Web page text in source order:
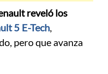
reveló los
5 E-Tech,
pero que avanza